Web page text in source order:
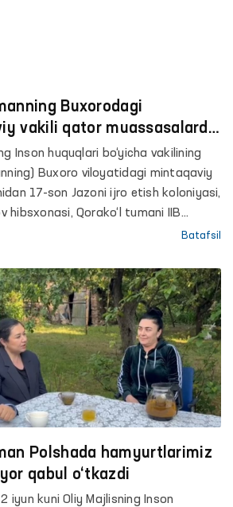
Buxorodagi
vakili qator muassasalarda
o‘tkazdi
Inson huquqlari bo‘yicha vakilining
Buxoro viloyatidagi mintaqaviy
17-son Jazoni ijro etish koloniyasi,
hibsxonasi, Qorako‘l tumani IIB
hibsxonasi va shu tumandagi
ruhiy salomatlik ilmiy-amaliy
psixiatriya xizmati bo‘yicha
filialiga monitoring tashriflari
Batafsil
Polshada hamyurtlarimiz
qabul o‘tkazdi
iyun kuni Oliy Majlisning Inson